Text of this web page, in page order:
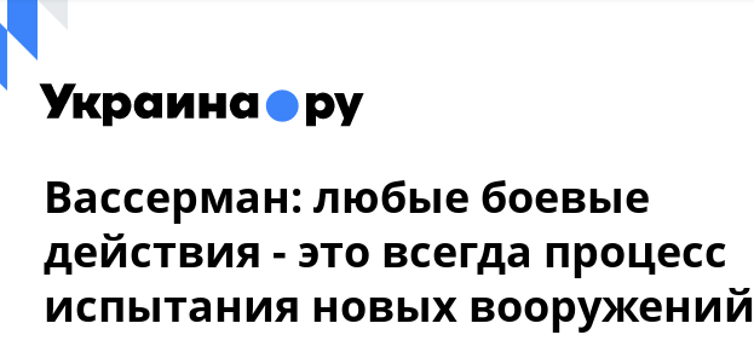
Вассерман: любые боевые
действия - это всегда процесс
испытания новых вооружений